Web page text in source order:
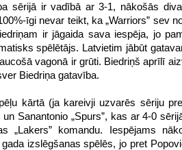
sērijā ir vadībā ar 3-1, nākošās
īgi nevar teikt, ka „Warriors” sev
ir jāgaida sava iespēja, jo
spēlētājs. Latvietim jābūt
vagonā ir grūti. Biedriņš aprīlī
Biedriņa gatavība.
kārtā (ja kareivji uzvarēs sēriju
Sanantonio „Spurs”, kas ar 4-0
„Lakers” komandu. Iespējams
izslēgšanas spēlēs, jo pret